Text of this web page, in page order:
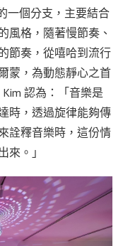
一個分支，主要結合
風格，隨著慢節奏、
節奏，從嘻哈到流行
蒙，為動態靜心之首
認為：「音樂是
時，透過旋律能夠傳
詮釋音樂時，這份情
來。」